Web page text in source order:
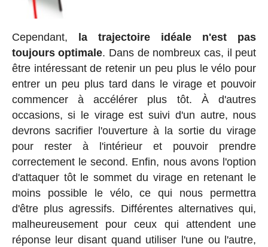
Cependant,
la trajectoire idéale n'est pas
toujours optimale. Dans de nombreux cas, il peut
être intéressant de retenir un peu plus le vélo pour
entrer un peu plus tard dans le virage et pouvoir
commencer à accélérer plus tôt. À d'autres
occasions, si le virage est suivi d'un autre, nous
devrons sacrifier l'ouverture à la sortie du virage
pour rester à l'intérieur et pouvoir prendre
correctement le second. Enfin, nous avons l'option
d'attaquer tôt le sommet du virage en retenant le
moins possible le vélo, ce qui nous permettra
d'être plus agressifs. Différentes alternatives qui,
malheureusement pour ceux qui attendent une
réponse leur disant quand utiliser l'une ou l'autre,